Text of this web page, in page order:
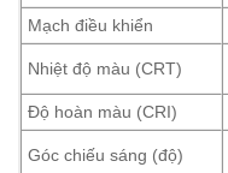
Mạch điều khiển
Nhiệt độ màu (CRT)
Độ hoàn màu (CRI)
Góc chiếu sáng (độ)